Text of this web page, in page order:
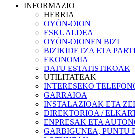
INFORMAZIO
HERRIA
OYÓN-OION
ESKUALDEA
OYÓN-OIONEN BIZI
BIZIKIDETZA ETA
EKONOMIA
DATU ESTATISTIKOAK
UTILITATEAK
INTERESEKO
GARRAIOA
INSTALAZIOAK ETA
DIREKTORIOA /
ENPRESAK ETA
GARBIGUNEA, PUNTU